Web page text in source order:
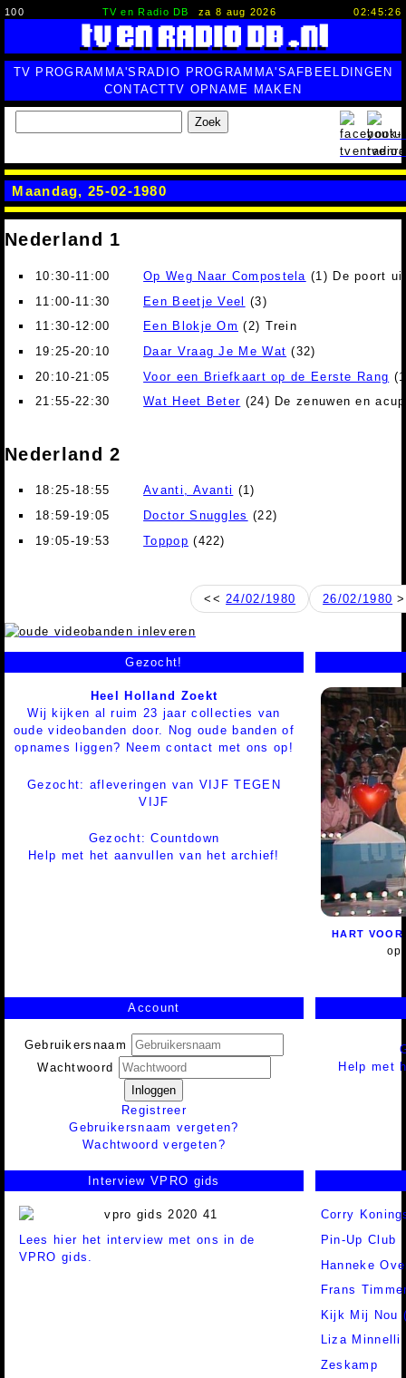
100 TV en Radio DB za 8 aug 2026 02:45:27
TV PROGRAMMA'S RADIO PROGRAMMA'SAFBEELDINGEN
CONTACTTV OPNAME MAKEN
Zoek
Maandag, 25-02-1980
Nederland 1
10:30-11:00 Op Weg Naar Compostela (1) De poort
11:00-11:30
Een Beetje Veel
(3)
11:30-12:00
Een Blokje Om (2) Trein
19:25-20:10
Daar Vraag Je Me Wat (32)
20:10-21:05
Voor een Briefkaart op de Eerste Rang
21:55-22:30
Wat Heet Beter (24) De zenuwen en
Nederland 2
18:25-18:55 Avanti, Avanti (1)
18:59-19:05
Doctor Snuggles (22)
19:05-19:53
Toppop (422)
<<24/02/1980 26/02/1980
Gezocht!
Heel Holland Zoekt
Wij kijken al ruim 23 jaar collecties van
oude videobanden door. Nog oude banden of
opnames liggen? Neem contact met ons op!
Gezocht: afleveringen van VIJF TEGEN
VIJF
Gezocht: Countdown
Help met het aanvullen van het archief!
HART
Account
Gebruikersnaam
Wachtwoord
Inloggen
Registreer
Gebruikersnaam vergeten?
Wachtwoord vergeten?
Help met
Interview VPRO gids
Lees hier het interview met ons in de
VPRO gids.
Corry
Pin-Up Club
Hanneke
Frans
Kijk Mij Nou
Liza Minnelli
Zeskamp